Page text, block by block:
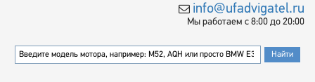
info@ufadvigatel.ru
Мы работаем с 8:00 до 20:00